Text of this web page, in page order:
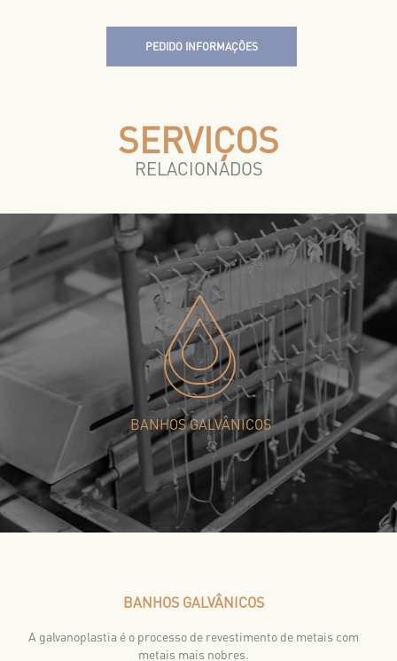
PEDIDO INFORMAÇÕES
SERVIÇOS
RELACIONADOS
BANHOS GALVÂNICOS
BANHOS GALVÂNICOS
A galvanoplastia é o processo de revestimento de metais com
metais mais nobres.